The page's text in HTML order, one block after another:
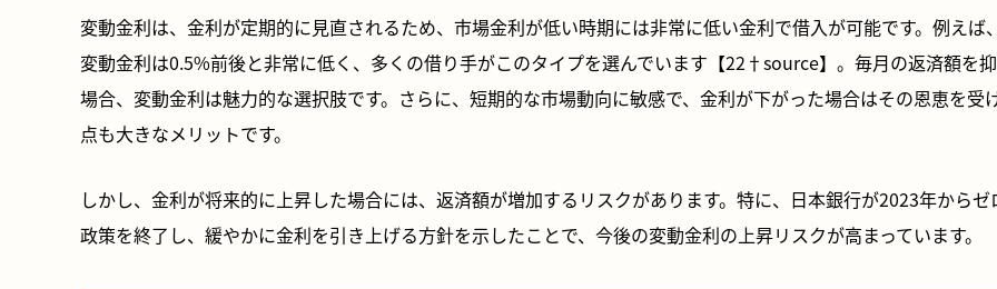
変動金利は、金利が定期的に見直されるため、市場金利が低い時期には非常に低い金利で借入が可能です。例えば
変動金利は0.5%前後と非常に低く、多くの借り手がこのタイプを選んでいます【22†source】。毎月の返済額を
場合、変動金利は魅力的な選択肢です。さらに、短期的な市場動向に敏感で、金利が下がった場合はその恩恵を受
点も大きなメリットです。
しかし、金利が将来的に上昇した場合には、返済額が増加するリスクがあります。特に、日本銀行が2023年からゼ
政策を終了し、緩やかに金利を引き上げる方針を示したことで、今後の変動金利の上昇リスクが高まっています。